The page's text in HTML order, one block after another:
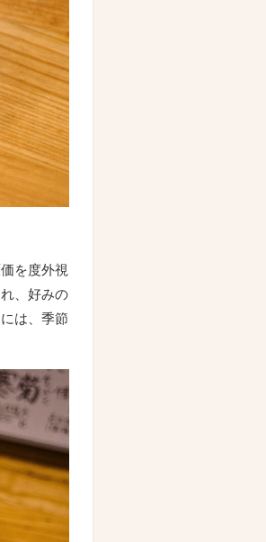
を度外視
、好みの
は、季節